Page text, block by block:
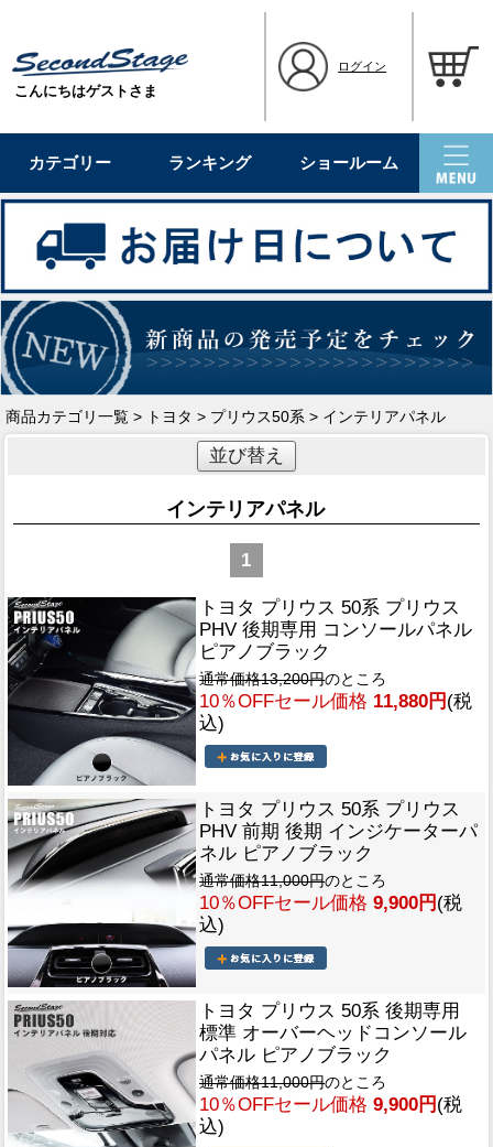
こんにちはゲストさま
ログイン
カテゴリー ランキング ショールーム
商品カテゴリ一覧 > トヨタ > プリウス50系 > インテリアパネル
並び替え
インテリアパネル
1
トヨタ プリウス 50系 プリウス
PHV 後期専用 コンソールパネル
ピアノブラック
通常価格13,200円のところ
10％OFFセール価格 11,880円 (税
込)
トヨタ プリウス 50系 プリウス
PHV 前期 後期 インジケーターパ
ネル ピアノブラック
通常価格11,000円のところ
10％OFFセール価格 9,900円 (税
込)
トヨタ プリウス 50系 後期専用
標準 オーバーヘッドコンソール
パネル ピアノブラック
通常価格11,000円のところ
10％OFFセール価格 9,900円 (税
込)